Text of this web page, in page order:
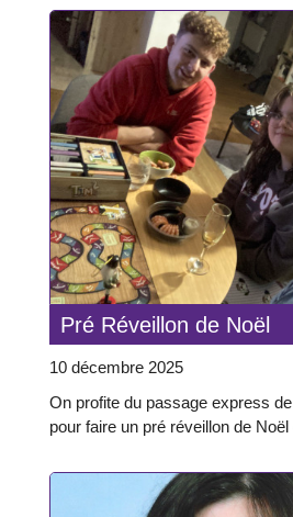
Pré Réveillon de Noël
10 décembre 2025
On profite du passage express
pour faire un pré réveillon de